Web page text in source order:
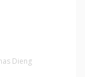
Dieng